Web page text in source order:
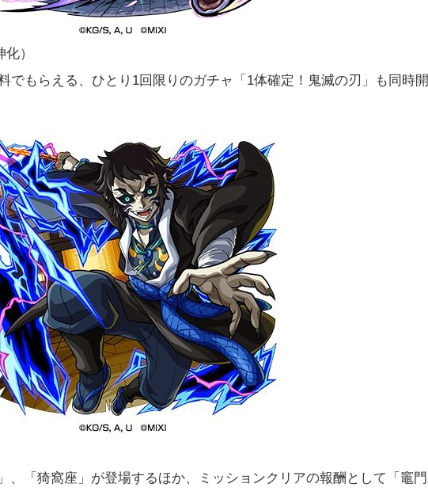
）
でもらえる、ひとり1回限りのガチャ「1体確定！鬼滅の刃」も同時
、「猗窩座」が登場するほか、ミッションクリアの報酬として「竈